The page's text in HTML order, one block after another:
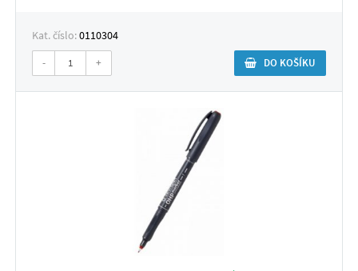
Kat. číslo:0110304
- + DO KOŠÍKU